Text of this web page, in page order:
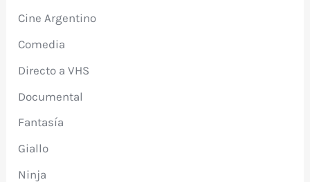
Cine Argentino
Comedia
Directo a VHS
Documental
Fantasía
Giallo
Ninja